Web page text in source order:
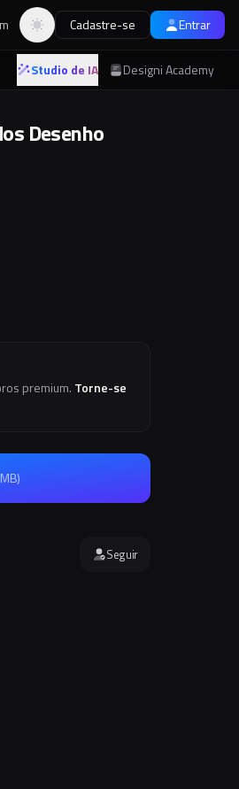
Alternar tema
Cadastre-se Entrar
Studio de IA Designi Academy
Desenho
premium. Torne-se
)
Seguir